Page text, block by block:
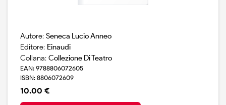
Autore: Seneca Lucio Anneo
Editore: Einaudi
Collana: Collezione Di Teatro
EAN: 9788806072605
ISBN: 8806072609
10.00 €